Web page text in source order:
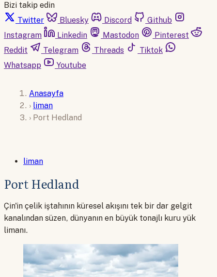
Bizi takip edin
Twitter
Bluesky Discord
Github
Instagram
Linkedin Mastodon
Pinterest
Reddit
Telegram Threads
Tiktok
Whatsapp
Youtube
Anasayfa
› liman
› Port Hedland
liman
Port Hedland
Çin'in çelik iştahının küresel akışını tek bir dar gelgit
kanalından süzen, dünyanın en büyük tonajlı kuru yük
limanı.